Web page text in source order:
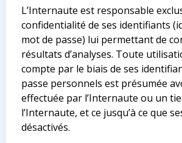
L’Internaute est responsable
confidentialité de ses identifiants
mot de passe) lui permettant de
résultats d’analyses. Toute
compte par le biais de ses
passe personnels est présumée
effectuée par l’Internaute ou un
l’Internaute, et ce jusqu’à ce que
désactivés.